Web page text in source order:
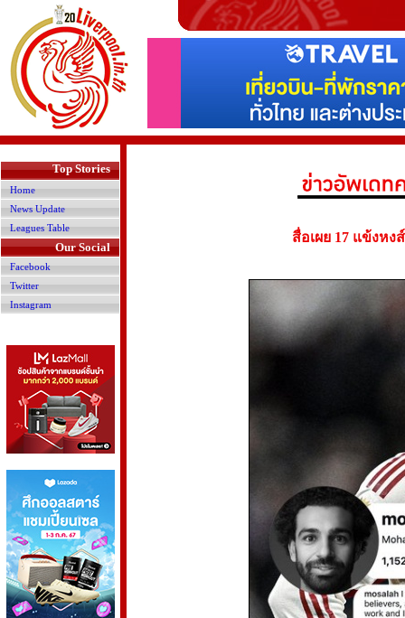
Top Stories
Home
News Update
Leagues Table
Our Social
Facebook
Twitter
Instagram
สื่อเผย 17 แข้งห